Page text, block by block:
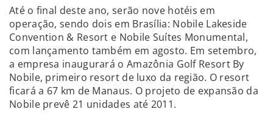
Até o final deste ano, serão nove hotéis em
operação, sendo dois em Brasília: Nobile Lakeside
Convention & Resort e Nobile Suítes Monumental,
com lançamento também em agosto. Em setembro,
a empresa inaugurará o Amazônia Golf Resort By
Nobile, primeiro resort de luxo da região. O resort
ficará a 67 km de Manaus. O projeto de expansão da
Nobile prevê 21 unidades até 2011.